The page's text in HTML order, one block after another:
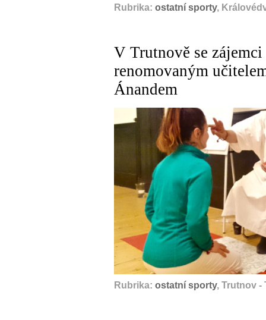
Rubrika: ostatní sporty,
V Trutnově se
renomovaným
Ánandem
Rubrika: ostatní sporty, Trutnov -